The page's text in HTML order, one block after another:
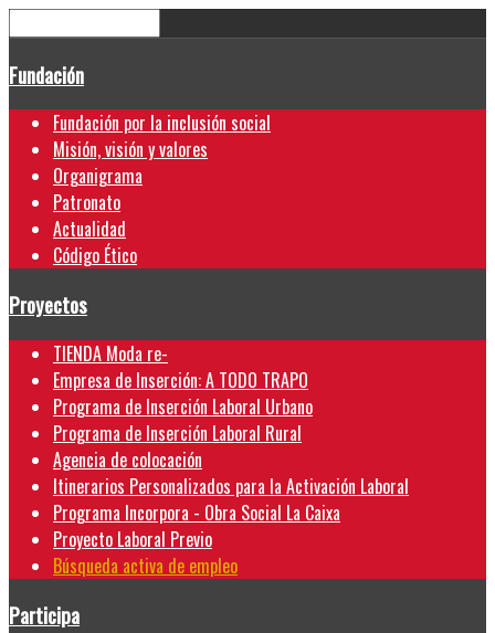
Fundación
Fundación por la inclusión social
Misión, visión y valores
Organigrama
Patronato
Actualidad
Código Ético
Proyectos
TIENDA Moda re-
Empresa de Inserción: A TODO TRAPO
Programa de Inserción Laboral Urbano
Programa de Inserción Laboral Rural
Agencia de colocación
Itinerarios Personalizados para la Activación Laboral
Programa Incorpora - Obra Social La Caixa
Proyecto Laboral Previo
Búsqueda activa de empleo
Participa